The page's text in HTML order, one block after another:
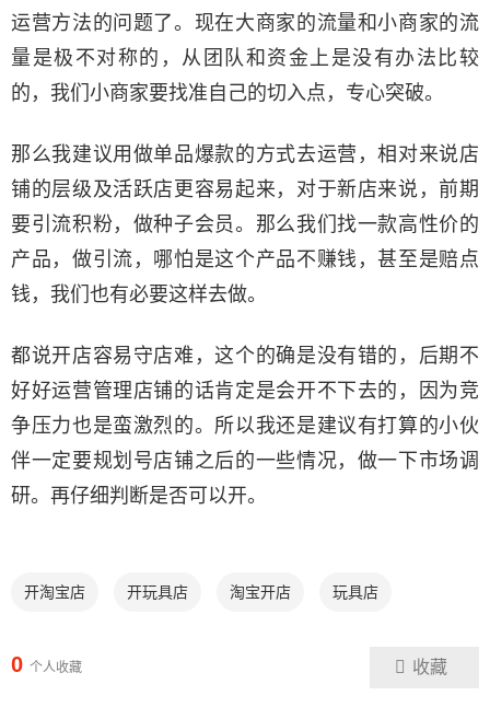
运营方法的问题了。现在大商家的流量和小商家的流
量是极不对称的，从团队和资金上是没有办法比较
的，我们小商家要找准自己的切入点，专心突破。
那么我建议用做单品爆款的方式去运营，相对来说店
铺的层级及活跃店更容易起来，对于新店来说，前期
要引流积粉，做种子会员。那么我们找一款高性价的
产品，做引流，哪怕是这个产品不赚钱，甚至是赔点
钱，我们也有必要这样去做。
都说开店容易守店难，这个的确是没有错的，后期不
好好运营管理店铺的话肯定是会开不下去的，因为竞
争压力也是蛮激烈的。所以我还是建议有打算的小伙
伴一定要规划号店铺之后的一些情况，做一下市场调
研。再仔细判断是否可以开。
开淘宝店 开玩具店 淘宝开店 玩具店
0 个人收藏 收藏